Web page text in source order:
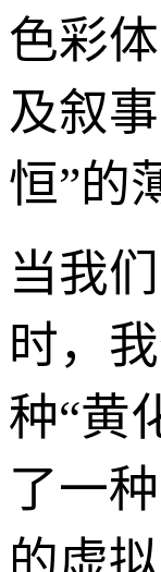
色彩
及叙
恒”的
当我
时，
种“黄
了一